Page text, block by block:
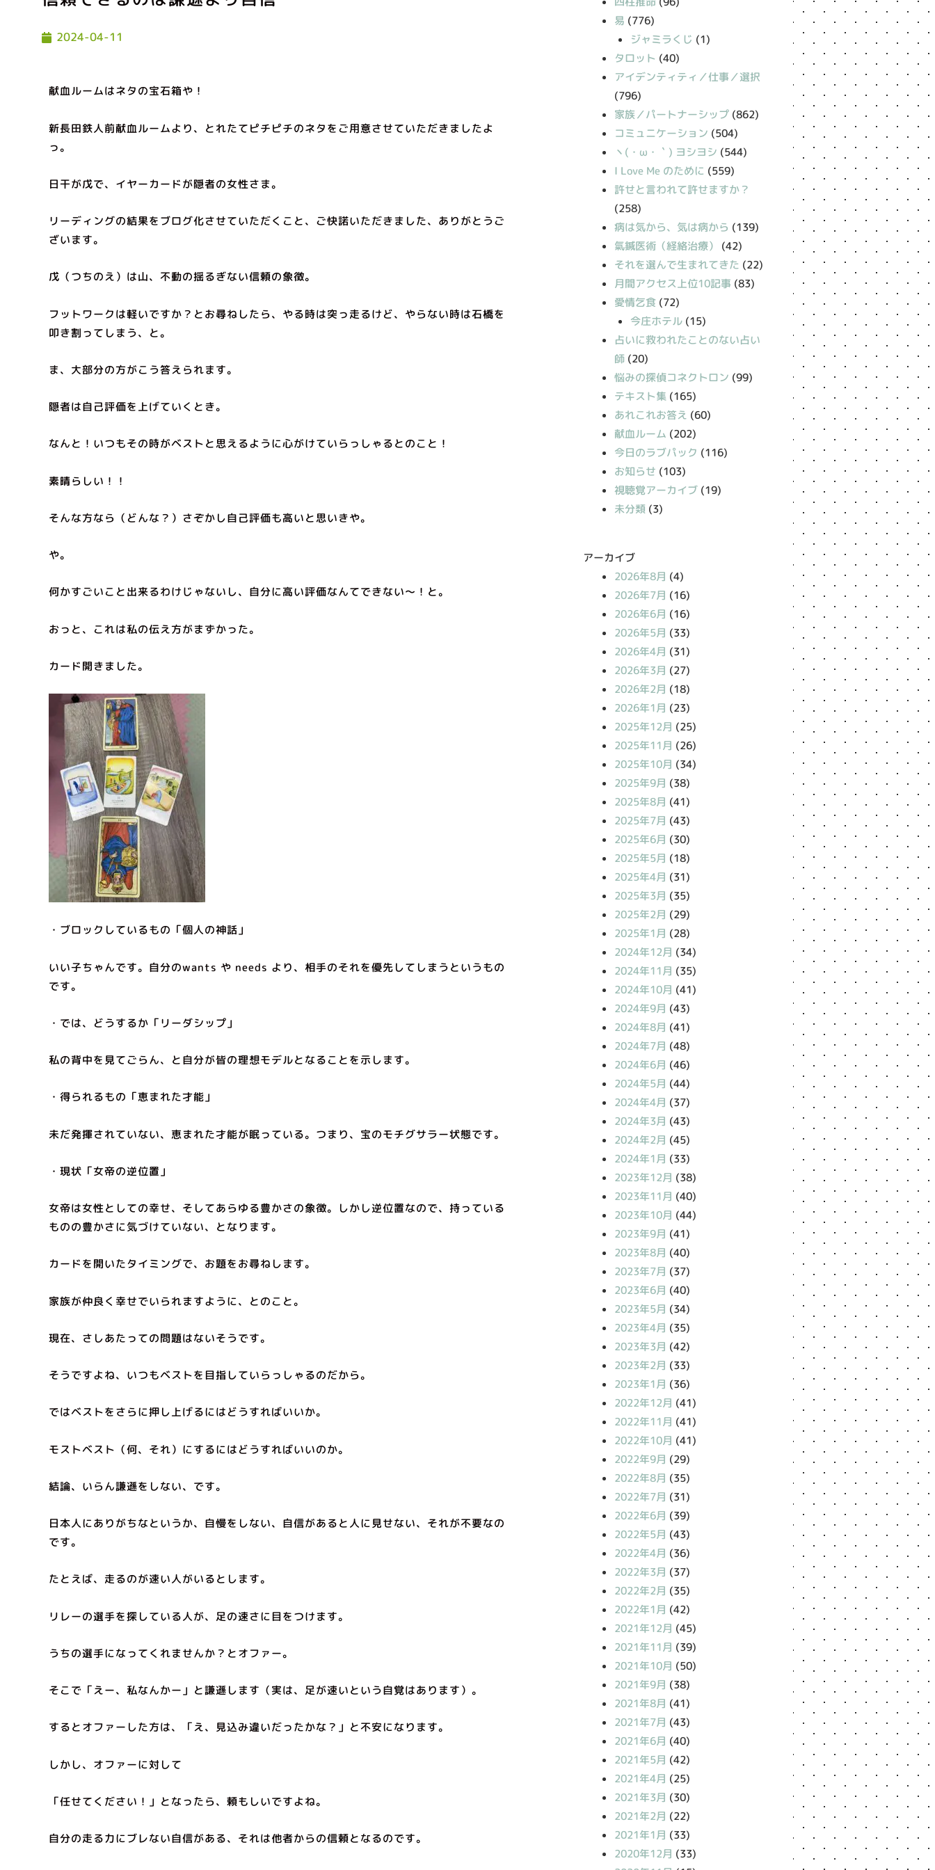
2024-04-11
献血ルームはネタの宝石箱や！
新長田鉄人前献血ルームより、とれたてピチピチのネタをご用意させていただきましたよ
っ。
日干が戊で、イヤーカードが隠者の女性さま。
リーディングの結果をブログ化させていただくこと、ご快諾いただきました、ありがとうご
ざいます。
戊（つちのえ）は山、不動の揺るぎない信頼の象徴。
フットワークは軽いですか？とお尋ねしたら、やる時は突っ走るけど、やらない時は石橋を
叩き割ってしまう、と。
ま、大部分の方がこう答えられます。
隠者は自己評価を上げていくとき。
なんと！いつもその時がベストと思えるように心がけていらっしゃるとのこと！
素晴らしい！！
そんな方なら（どんな？）さぞかし自己評価も高いと思いきや。
や。
何かすごいこと出来るわけじゃないし、自分に高い評価なんてできない〜！と。
おっと、これは私の伝え方がまずかった。
カード開きました。
・ブロックしているもの「個人の神話」
いい子ちゃんです。自分のwants や needs より、相手のそれを優先してしまうというもの
です。
・では、どうするか「リーダシップ」
私の背中を見てごらん、と自分が皆の理想モデルとなることを示します。
・得られるもの「恵まれた才能」
未だ発揮されていない、恵まれた才能が眠っている。つまり、宝のモチグサラー状態です。
・現状「女帝の逆位置」
女帝は女性としての幸せ、そしてあらゆる豊かさの象徴。しかし逆位置なので、持っている
ものの豊かさに気づけていない、となります。
カードを開いたタイミングで、お題をお尋ねします。
家族が仲良く幸せでいられますように、とのこと。
現在、さしあたっての問題はないそうです。
そうですよね、いつもベストを目指していらっしゃるのだから。
ではベストをさらに押し上げるにはどうすればいいか。
モストベスト（何、それ）にするにはどうすればいいのか。
結論、いらん謙遜をしない、です。
日本人にありがちなというか、自慢をしない、自信があると人に見せない、それが不要なの
です。
たとえば、走るのが速い人がいるとします。
リレーの選手を探している人が、足の速さに目をつけます。
うちの選手になってくれませんか？とオファー。
そこで「えー、私なんかー」と謙遜します（実は、足が速いという自覚はあります）。
するとオファーした方は、「え、見込み違いだったかな？」と不安になります。
しかし、オファーに対して
「任せてください！」となったら、頼もしいですよね。
自分の走る力にブレない自信がある、それは他者からの信頼となるのです。
易 (776)
ジャミラくじ (1)
タロット (40)
アイデンティティ／仕事／選択
(796)
家族／パートナーシップ (862)
コミュニケーション (504)
丶(・ω・｀) ヨシヨシ (544)
I Love Me のために (559)
許せと言われて許せますか？
(258)
病は気から、気は病から (139)
氣鍼医術（経絡治療）
(42)
それを選んで生まれてきた (22)
月間アクセス上位10記事 (83)
愛情乞食 (72)
今庄ホテル(15)
占いに救われたことのない占い
師 (20)
悩みの探偵コネクトロン (99)
テキスト集 (165)
あれこれお答え (60)
献血ルーム (202)
今日のラブパック (116)
お知らせ (103)
視聴覚アーカイブ (19)
未分類 (3)
アーカイブ
2026年8月 (4)
2026年7月 (16)
2026年6月 (16)
2026年5月 (33)
2026年4月 (31)
2026年3月 (27)
2026年2月 (18)
2026年1月 (23)
2025年12月 (25)
2025年11月 (26)
2025年10月 (34)
2025年9月 (38)
2025年8月 (41)
2025年7月 (43)
2025年6月 (30)
2025年5月 (18)
2025年4月 (31)
2025年3月 (35)
2025年2月 (29)
2025年1月 (28)
2024年12月 (34)
2024年11月 (35)
2024年10月 (41)
2024年9月 (43)
2024年8月 (41)
2024年7月 (48)
2024年6月 (46)
2024年5月 (44)
2024年4月 (37)
2024年3月 (43)
2024年2月 (45)
2024年1月 (33)
2023年12月 (38)
2023年11月 (40)
2023年10月 (44)
2023年9月 (41)
2023年8月 (40)
2023年7月 (37)
2023年6月 (40)
2023年5月 (34)
2023年4月 (35)
2023年3月 (42)
2023年2月 (33)
2023年1月 (36)
2022年12月 (41)
2022年11月 (41)
2022年10月 (41)
2022年9月 (29)
2022年8月 (35)
2022年7月 (31)
2022年6月 (39)
2022年5月 (43)
2022年4月 (36)
2022年3月 (37)
2022年2月 (35)
2022年1月 (42)
2021年12月 (45)
2021年11月 (39)
2021年10月 (50)
2021年9月 (38)
2021年8月 (41)
2021年7月 (43)
2021年6月 (40)
2021年5月 (42)
2021年4月 (25)
2021年3月 (30)
2021年2月 (22)
2021年1月 (33)
2020年12月 (33)